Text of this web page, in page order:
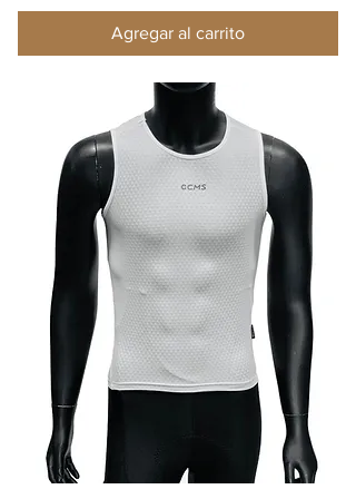
Agregar al carrito